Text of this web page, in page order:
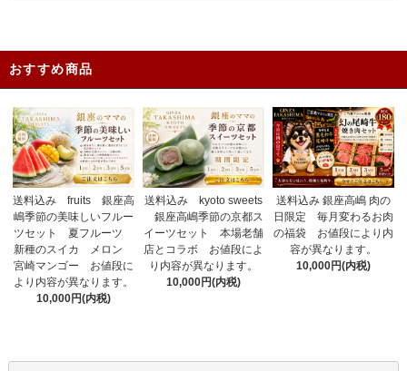
おすすめ商品
送料込み fruits 銀座高
嶋季節の美味しいフルー
ツセット 夏フルーツ
新種のスイカ メロン
宮崎マンゴー お値段に
より内容が異なります。
10,000円(内税)
送料込み kyoto sweets
銀座高嶋季節の京都ス
イーツセット 本場老舗
店とコラボ お値段によ
り内容が異なります。
10,000円(内税)
送料込み 銀座高嶋 肉の
日限定 毎月変わるお肉
の福袋 お値段により内
容が異なります。
10,000円(内税)